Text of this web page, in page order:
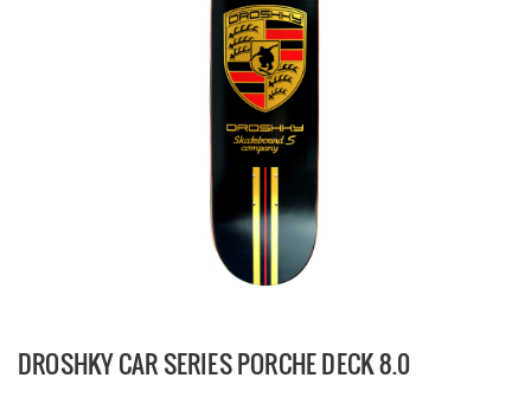
DROSHKY CAR SERIES PORCHE DECK 8.0